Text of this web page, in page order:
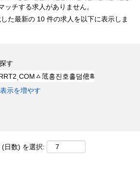
ッチする求人がありません。
た最新の 10 件の求人を以下に表示しま
す
示を増やす
日数) を選択: